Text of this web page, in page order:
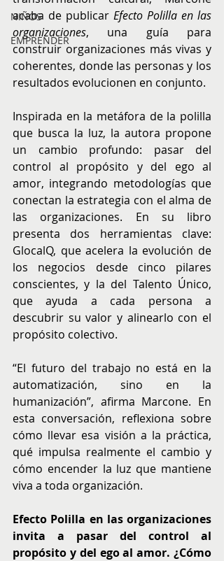
NIÑOS
EMPRENDER
acaba de publicar Efecto Polilla en las
organizaciones, una guía para
construir organizaciones más vivas y
coherentes, donde las personas y los
resultados evolucionen en conjunto.
Inspirada en la metáfora de la polilla
que busca la luz, la autora propone
un cambio profundo: pasar del
control al propósito y del ego al
amor, integrando metodologías que
conectan la estrategia con el alma de
las organizaciones. En su libro
presenta dos herramientas clave:
GlocalQ, que acelera la evolución de
los negocios desde cinco pilares
conscientes, y la del Talento Único,
que ayuda a cada persona a
descubrir su valor y alinearlo con el
propósito colectivo.
“El futuro del trabajo no está en la
automatización, sino en la
humanización”, afirma Marcone. En
esta conversación, reflexiona sobre
cómo llevar esa visión a la práctica,
qué impulsa realmente el cambio y
cómo encender la luz que mantiene
viva a toda organización.
Efecto Polilla en las organizaciones
invita a pasar del control al
propósito y del ego al amor. ¿Cómo